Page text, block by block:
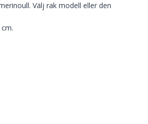
Välj rak modell eller den